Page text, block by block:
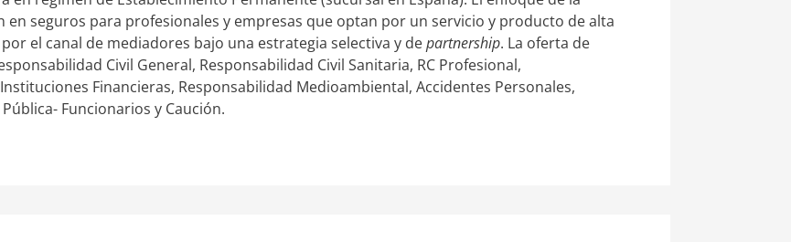
en seguros para profesionales y empresas que optan por un servicio y producto de alta
el canal de mediadores bajo una estrategia selectiva y departnership. La oferta de
Civil General, Responsabilidad Civil Sanitaria, RC Profesional,
Financieras, Responsabilidad Medioambiental, Accidentes Personales,
Funcionarios y Caución.